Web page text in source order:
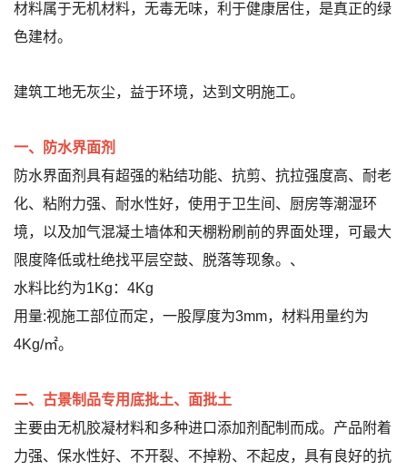
材料属于无机材料，无毒无味，利于健康居住，是真正的绿
色建材。
建筑工地无灰尘，益于环境，达到文明施工。
一、防水界面剂
防水界面剂具有超强的粘结功能、抗剪、抗拉强度高、耐老
化、粘附力强、耐水性好，使用于卫生间、厨房等潮湿环
境，以及加气混凝土墙体和天棚粉刷前的界面处理，可最大
限度降低或杜绝找平层空鼓、脱落等现象。、
水料比约为1Kg：4Kg
用量:视施工部位而定，一股厚度为3mm，材料用量约为
4Kg/㎡。
二、古景制品专用底批土、面批土
主要由无机胶凝材料和多种进口添加剂配制而成。产品附着
力强、保水性好、不开裂、不掉粉、不起皮，具有良好的抗